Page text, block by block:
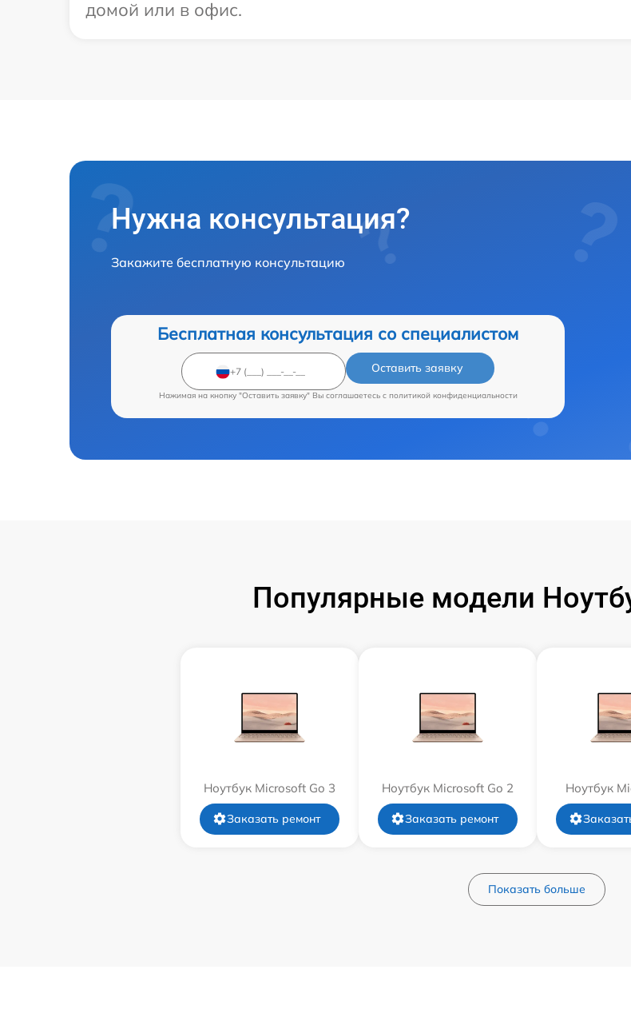
домой или в офис.
Нужна консультация?
Закажите бесплатную консультацию
Бесплатная консультация со специалистом
Оставить заявку
Нажимая на кнопку "Оставить заявку" Вы соглашаетесь c политикой конфиденциальности
Популярные модели
Ноутбук Microsoft Go 3
Заказать ремонт
Ноутбук Microsoft Go 2
Заказать ремонт
Ноутбук
Показать больше